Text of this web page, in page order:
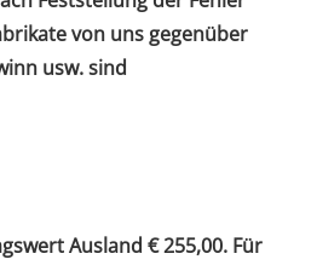
von uns gegenüber
usw. sind
Ausland € 255,00. Für